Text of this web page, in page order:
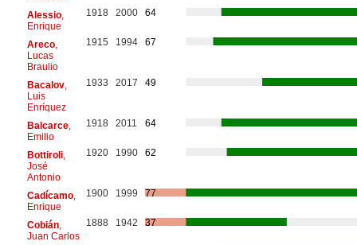
Alessio,
Enrique
1918 2000 64
Areco,
Lucas
Braulio
1915 1994 67
Bacalov,
Luis
Enríquez
1933 2017 49
Balcarce,
Emilio
1918 2011 64
Bottiroli,
José
Antonio
1920 1990 62
Cadícamo,
Enrique
1900 1999 77
Cobián,
Juan Carlos
1888 1942 37